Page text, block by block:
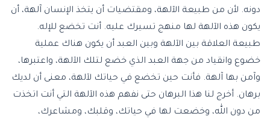
دونه. لأن من طبيعة الآلهة، ومقتضيات أن يتخذ الإنسان آلهة، أن
يكون هذه الآلهة لها منهج تسيرك عليه. أنت تخضع للإله.
طبيعة العلاقة بين الآلهة وبين العبد أن يكون هناك عملية
خضوع وانقياد من جهة العبد الذي خضع لتلك الآلهة، واعتبرها،
وآمن بها آلهة. فأنت حين تخضع في حياتك لآلهة، معنى أن لديك
برهان. أخرج لنا هذا البرهان حتى نفهم هذه الآلهة التي أنت اتخذت
من دون الله، وخضعت لها في حياتك، وقلبك، ومشاعرك،